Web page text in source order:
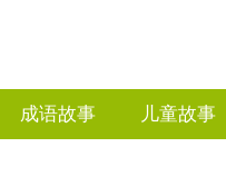
成语故事 儿童故事